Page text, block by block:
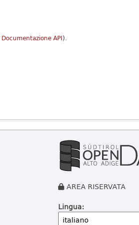
Documentazione API).
AREA RISERVATA
Lingua